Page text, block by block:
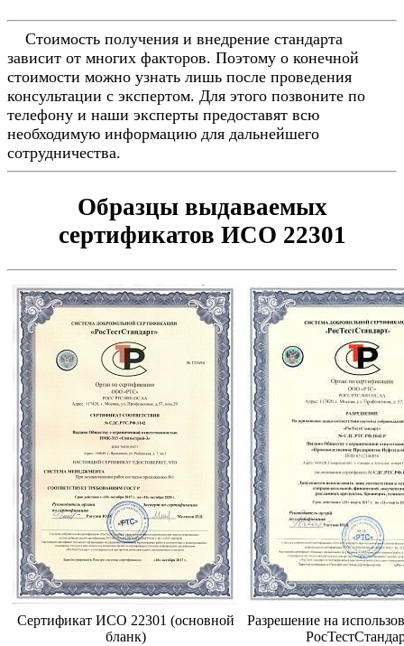
Стоимость получения и внедрение стандарта
зависит от многих факторов. Поэтому о конечной
стоимости можно узнать лишь после проведения
консультации с экспертом. Для этого позвоните по
телефону и наши эксперты предоставят всю
необходимую информацию для дальнейшего
сотрудничества.
Образцы выдаваемых
сертификатов ИСО 22301
Сертификат ИСО 22301 (основной
бланк)
Разрешение на